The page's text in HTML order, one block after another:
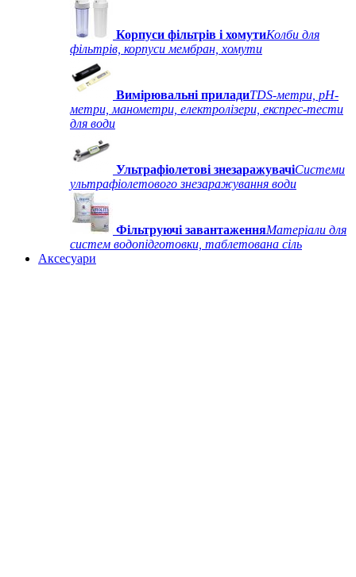
Корпуси фільтрів і хомутиКолби для
фільтрів, корпуси мембран, хомути
Вимірювальні приладиTDS-метри, рН-
метри, манометри, електролізери, експрес-тести
для води
Ультрафіолетові знезаражувачіСистеми
ультрафіолетового знезаражування води
Фільтруючі завантаженняМатеріали для
систем водопідготовки, таблетована сіль
Аксесуари